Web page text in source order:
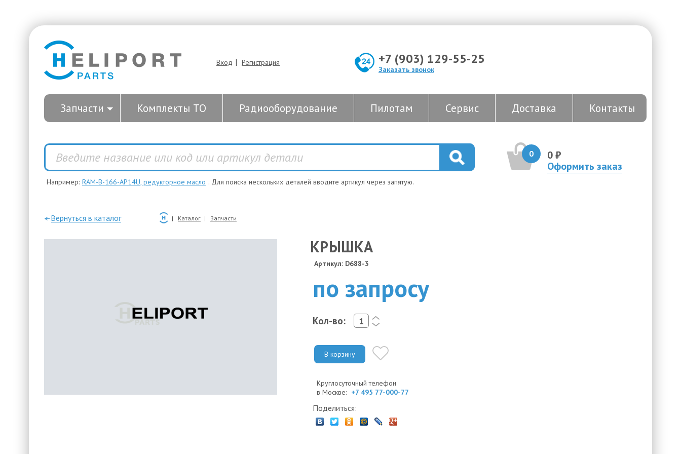
Вход | Регистрация +7 (903) 129-55-25
Заказать звонок
Запчасти Комплекты ТО Радиооборудование Пилотам Сервис Доставка Контакты
0
0 ₽
Оформить заказ
Например: RAM-B-166-AP14U, редукторное масло . Для поиска нескольких деталей вводите артикул через запятую.
—Вернуться в каталог Каталог Запчасти
КРЫШКА
Артикул: D688-3
по запросу
Кол-во:
<
>
В корзину
Круглосуточный телефон
в Москве: +7 495 77-000-77
Поделиться: